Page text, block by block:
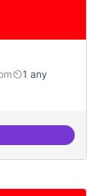
1 any
i sòlida